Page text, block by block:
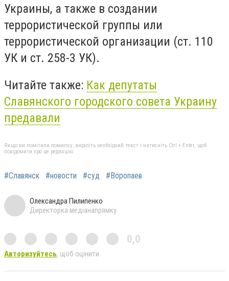
Украины, а также в создании
террористической группы или
террористической организации (ст. 110
УК и ст. 258-3 УК).
Читайте также: Как депутаты
Славянского городского совета Украину
предавали
Якщо ви помітили помилку, виділіть необхідний текст і натисніть Ctrl + Enter, щоб
повідомити про це редакцію
#Славянск #новости #суд #Воропаев
Олександра Пилипенко
Директорка медіанапрямку
0,0
Авторизуйтесь, щоб оцінити